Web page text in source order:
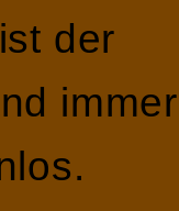
der
immer